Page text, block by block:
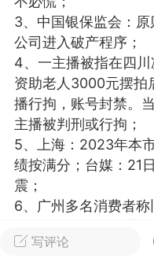
脂
卡卡动能素
建术
DRYY面膜
爆款平台 Lv.8 靓号
26 23:18
电脑端 美业资讯
闪充小白罐
本/双效闪充，养出紧
充小白罐 = 闪充大白
产品）×极光嫩肤啫喱
护...写评论
3、中国银保监会：
公司进入破产程序；
4、一主播被指在四川
资助老人3000元摆拍
播行拘，账号封禁。
主播被判刑或行拘；
5、上海：2023年本
绩按满分；台媒：21
震；
6、广州多名消费者
售人员已被警方立案